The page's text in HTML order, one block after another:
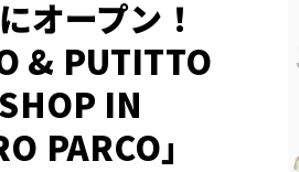
オープン！
& PUTITTO
IN
PARCO」